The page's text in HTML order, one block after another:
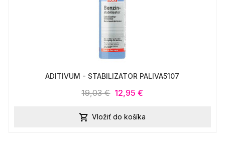
ADITIVUM - STABILIZATOR PALIVA5107
19,03 € 12,95 €
 Vložiť do košíka